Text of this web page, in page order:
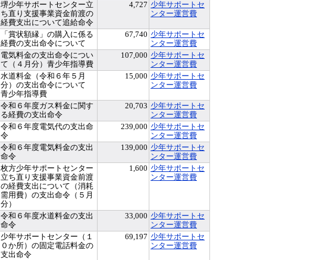
堺少年サポートセンター立
ち直り支援事業資金前渡の
経費支出について追給命令
4,727 少年サポートセ
ンター運営費
「賞状額縁」の購入に係る
経費の支出命令について
67,740 少年サポートセ
ンター運営費
電気料金の支出命令につい
て（４月分）青少年指導費
107,000 少年サポートセ
ンター運営費
水道料金（令和６年５月
分）の支出命令について
青少年指導費
15,000 少年サポートセ
ンター運営費
令和６年度ガス料金に関す
る経費の支出命令
20,703 少年サポートセ
ンター運営費
令和６年度電気代の支出命
令
239,000 少年サポートセ
ンター運営費
令和６年度電気料金の支出
命令
139,000 少年サポートセ
ンター運営費
枚方少年サポートセンター
立ち直り支援事業資金前渡
の経費支出について（消耗
需用費）の支出命令（５月
分）
1,600 少年サポートセ
ンター運営費
令和６年度水道料金の支出
命令
33,000 少年サポートセ
ンター運営費
少年サポートセンター（１
０か所）の固定電話料金の
支出命令
69,197 少年サポートセ
ンター運営費